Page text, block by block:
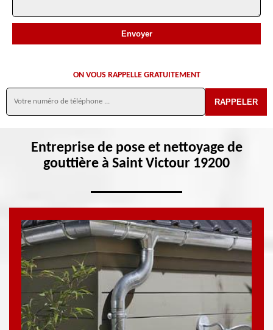
ON VOUS RAPPELLE GRATUITEMENT
Entreprise de pose et nettoyage de
gouttière à Saint Victour 19200